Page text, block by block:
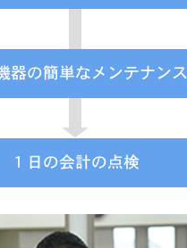
器の簡単なメンテナンス
１日の会計の点検